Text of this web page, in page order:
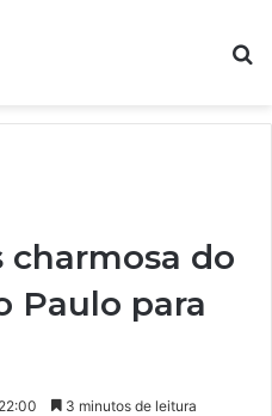
charmosa do
Paulo para
3 minutos de leitura